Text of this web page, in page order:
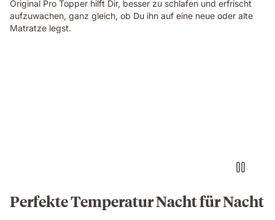
Original Pro Topper hilft Dir, besser zu schlafen und erfrischt
aufzuwachen, ganz gleich, ob Du ihn auf eine neue oder alte
Matratze legst.
Perfekte Temperatur Nacht für Nacht